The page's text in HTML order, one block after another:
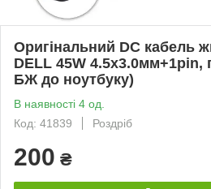
Оригінальний DC кабель
DELL 45W 4.5x3.0мм+1pin,
БЖ до ноутбуку)
В наявності 4 од.
Код: 41839
Роздріб
200 ₴